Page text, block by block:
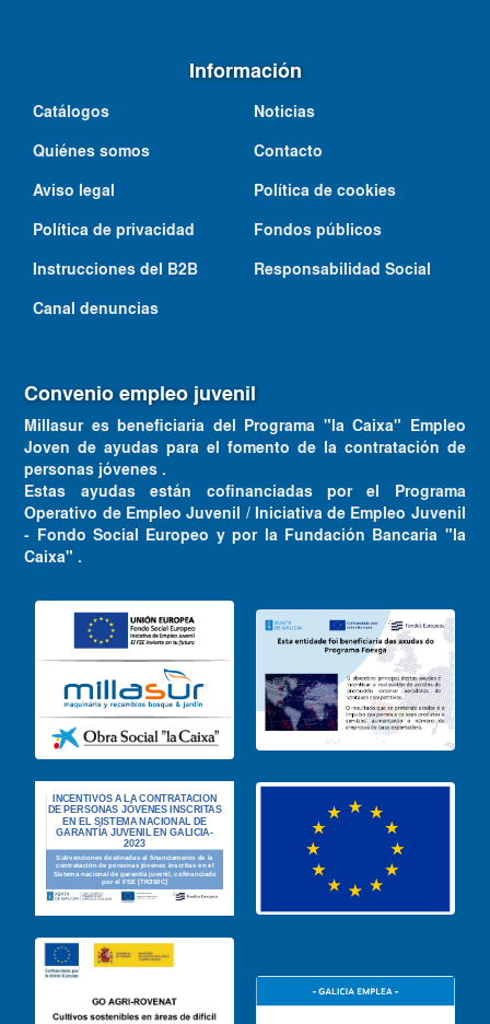
Información
Catálogos
Noticias
Quiénes somos
Contacto
Aviso legal
Política de cookies
Política de privacidad
Fondos públicos
Instrucciones del B2B
Responsabilidad Social
Canal denuncias
Convenio empleo juvenil
Millasur es beneficiaria del Programa "la Caixa" Empleo
Joven de ayudas para el fomento de la contratación de
personas jóvenes .
Estas ayudas están cofinanciadas por el Programa
Operativo de Empleo Juvenil / Iniciativa de Empleo Juvenil
- Fondo Social Europeo y por la Fundación Bancaria "la
Caixa" .